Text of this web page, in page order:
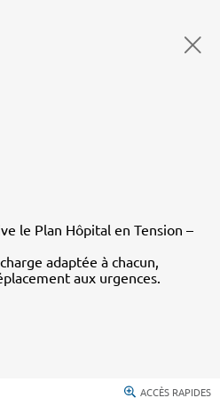
le Plan Hôpital en Tension –
adaptée à chacun,
aux urgences.
ACCÈS RAPIDES